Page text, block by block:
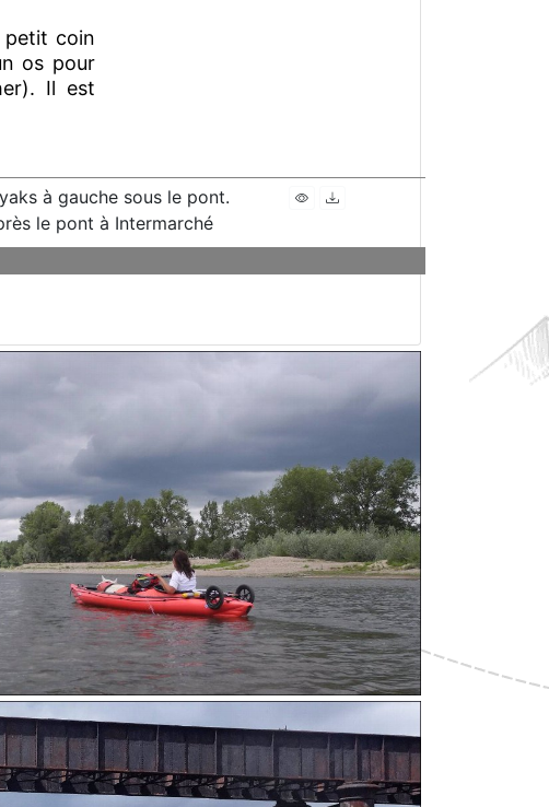
petit coin
os pour
Il est
à gauche sous le pont.
le pont à Intermarché